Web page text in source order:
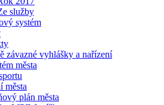
služby
systém
závazné vyhlášky a nařízení
města
města
plán města